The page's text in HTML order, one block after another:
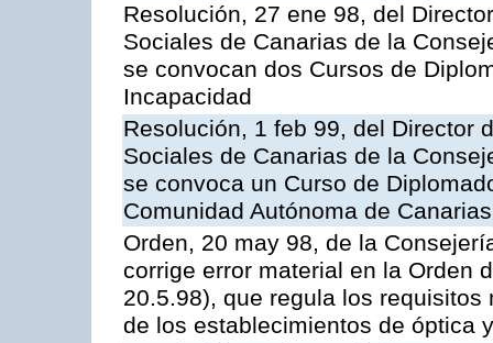
Resolución, 27 ene 98, del
Sociales de Canarias de la
se convocan dos Cursos de
Incapacidad
Resolución, 1 feb 99, del Director
Sociales de Canarias de la
se convoca un Curso de
Comunidad Autónoma de Canarias
Orden, 20 may 98, de la
corrige error material en la Orden
20.5.98), que regula los
de los establecimientos de óptica